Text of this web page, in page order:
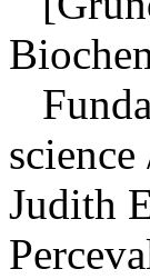
science
Judith